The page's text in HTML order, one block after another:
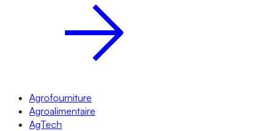
Agrofourniture
Agroalimentaire
AgTech